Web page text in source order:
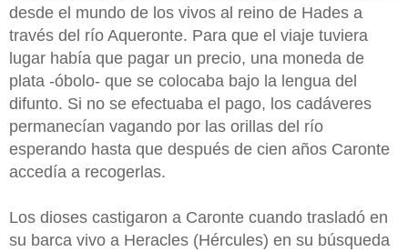
desde el mundo de los vivos al reino de Hades a
través del río Aqueronte. Para que el viaje tuviera
lugar había que pagar un precio, una moneda de
plata -óbolo- que se colocaba bajo la lengua del
difunto. Si no se efectuaba el pago, los cadáveres
permanecían vagando por las orillas del río
esperando hasta que después de cien años Caronte
accedía a recogerlas.
Los dioses castigaron a Caronte cuando trasladó en
su barca vivo a Heracles (Hércules) en su búsqueda